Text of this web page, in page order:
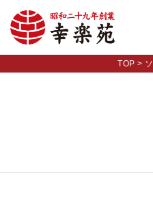
TOP >